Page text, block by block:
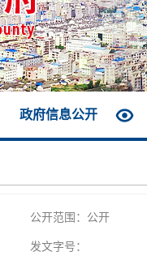
政府信息公开
公开范围：公开
发文字号：